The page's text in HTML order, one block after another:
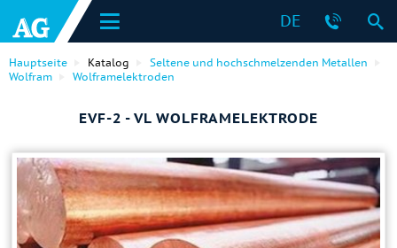
DE
Hauptseite Katalog
Seltene und hochschmelzenden Metallen
Wolfram
Wolframelektroden
EVF-2 - VL WOLFRAMELEKTRODE